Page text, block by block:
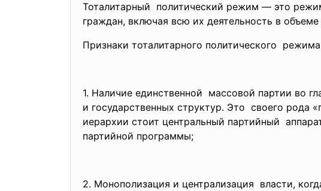
Тоталитарный политический режим — это
граждан, включая всю их деятельность в
Признаки тоталитарного политического
1. Наличие единственной массовой партии во
и государственных структур. Это своего рода
иерархии стоит центральный партийный
партийной программы;
2. Монополизация и централизация власти,